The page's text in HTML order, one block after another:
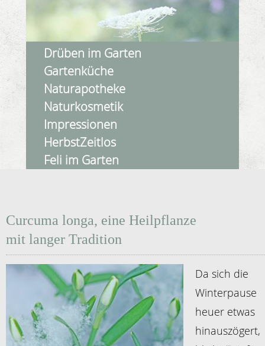
Drüben im Garten
Gartenküche
Naturapotheke
Naturkosmetik
Impressionen
HerbstZeitlos
Feli im Garten
Curcuma longa, eine Heilpflanze
mit langer Tradition
Da sich die
Winterpause
heuer etwas
hinauszögert,